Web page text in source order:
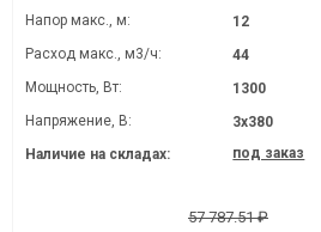
Напор макс., м:
12
Расход макс., м3/ч:
44
Мощность, Вт:
1300
Напряжение, В:
3х380
Наличие на складах:
под заказ
57 787.51 ₽